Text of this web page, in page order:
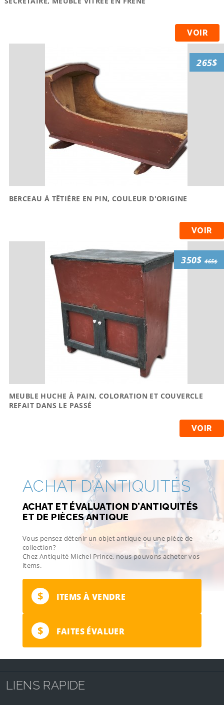
VOIR
BERCEAU À TÊTIÈRE EN PIN, COULEUR D'ORIGINE
VOIR
265$
MEUBLE HUCHE À PAIN, COLORATION ET COUVERCLE
REFAIT DANS LE PASSÉ
VOIR
350$465$
ACHAT D’ANTIQUITÉS
ACHAT ET ÉVALUATION D’ANTIQUITÉS
ET DE PIÈCES ANTIQUE
Vous pensez détenir un objet antique ou une pièce de
collection?
Chez Antiquité Michel Prince, nous pouvons acheter vos
items.
$ ITEMS À VENDRE
$ FAITES ÉVALUER
LIENS RAPIDE